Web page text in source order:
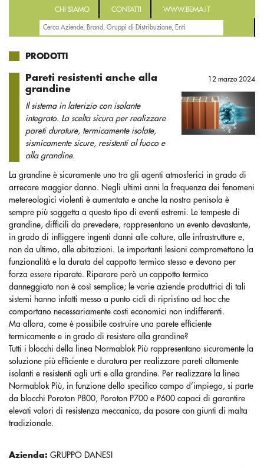
CHI SIAMO CONTATTI WWW.BEMA.IT
PRODOTTI
Pareti resistenti anche alla
grandine
Il sistema in laterizio con isolante
integrato. La scelta sicura per realizzare
pareti durature, termicamente isolate,
sismicamente sicure, resistenti al fuoco e
alla grandine.
12 marzo 2024
La grandine è sicuramente uno tra gli agenti atmosferici in grado di
arrecare maggior danno. Negli ultimi anni la frequenza dei fenomeni
metereologici violenti è aumentata e anche la nostra penisola è
sempre più soggetta a questo tipo di eventi estremi. Le tempeste di
grandine, difficili da prevedere, rappresentano un evento devastante,
in grado di infliggere ingenti danni alle colture, alle infrastrutture e,
non da ultimo, alle abitazioni. Le importanti lesioni compromettono la
funzionalità e la durata del cappotto termico stesso e devono per
forza essere riparate. Riparare però un cappotto termico
danneggiato non è così semplice; le varie aziende produttrici di tali
sistemi hanno infatti messo a punto cicli di ripristino ad hoc che
comportano necessariamente costi economici non indifferenti.
Ma allora, come è possibile costruire una parete efficiente
termicamente e in grado di resistere alla grandine?
Tutti i blocchi della linea Normablok Più rappresentano sicuramente la
soluzione più efficiente e duratura per realizzare pareti altamente
isolanti e resistenti agli urti e alla grandine. Per realizzare la linea
Normablok Più, in funzione dello specifico campo d’impiego, si parte
da blocchi Poroton P800, Poroton P700 e P600 capaci di garantire
elevati valori di resistenza meccanica, da posare con giunti di malta
tradizionale.
Azienda: GRUPPO DANESI